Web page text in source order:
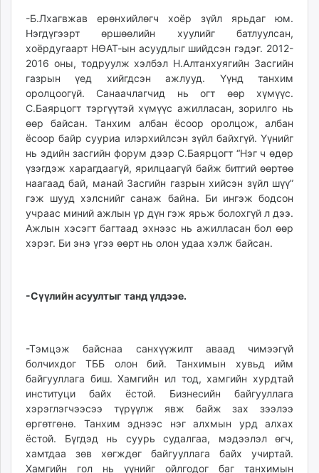
-Б.Лхагвжав ерөнхийлөгч хоёр зүйл ярьдаг юм.
Нэгдүгээрт өршөөлийн хуулийг батлуулсан,
хоёрдугаарт НӨАТ-ын асуудлыг шийдсэн гэдэг. 2012-
2016 оны, тодруулж хэлбэл Н.Алтанхуягийн Засгийн
газрын үед хийгдсэн ажлууд. Үүнд танхим
оролцоогүй. Санаачлагчид нь огт өөр хүмүүс.
С.Баярцогт тэргүүтэй хүмүүс ажилласан, зорилго нь
өөр байсан. Танхим албан ёсоор оролцож, албан
ёсоор байр сууриа илэрхийлсэн зүйл байхгүй. Үүнийг
нь эдийн засгийн форум дээр С.Баярцогт “Нэг ч өдөр
үзэгдэж харагдаагүй, ярилцаагүй байж битгий өөртөө
наагаад бай, манай Засгийн газрын хийсэн зүйл шүү”
гэж шууд хэлснийг санаж байна. Би ингэж бодсон
учраас миний ажлын үр дүн гэж ярьж болохгүй л дээ.
Ажлын хэсэгт багтаад эхнээс нь ажилласан бол өөр
хэрэг. Би энэ үгээ өөрт нь олон удаа хэлж байсан.
-Сүүлийн асуултыг танд үлдээе.
-Тэмцэж байснаа санхүүжилт аваад чимээгүй
болчихдог ТББ олон бий. Танхимын хувьд ийм
байгууллага биш. Хамгийн ил тод, хамгийн хурдтай
институци байх ёстой. Бизнесийн байгууллага
хэрэглэгчээсээ түрүүлж явж байж зах зээлээ
өргөтгөнө. Танхим эднээс нэг алхмын урд алхах
ёстой. Бүгдэд нь суурь судалгаа, мэдээлэл өгч,
хамтдаа зөв хөгждөг байгууллага байх учиртай.
Хамгийн гол нь үүнийг ойлгодог баг танхимын